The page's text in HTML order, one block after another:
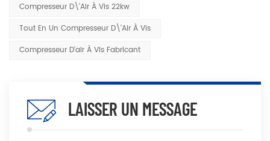
Compresseur D\'air À Vis 22kw
Tout En Un Compresseur D\'air À Vis
Compresseur D'air À Vis Fabricant
LAISSER UN MESSAGE